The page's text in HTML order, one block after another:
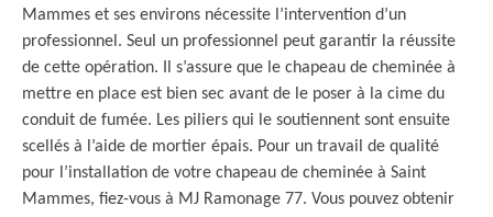
Mammes et ses environs nécessite l’intervention d’un
professionnel. Seul un professionnel peut garantir la réussite
de cette opération. Il s’assure que le chapeau de cheminée à
mettre en place est bien sec avant de le poser à la cime du
conduit de fumée. Les piliers qui le soutiennent sont ensuite
scellés à l’aide de mortier épais. Pour un travail de qualité
pour l’installation de votre chapeau de cheminée à Saint
Mammes, fiez-vous à MJ Ramonage 77. Vous pouvez obtenir